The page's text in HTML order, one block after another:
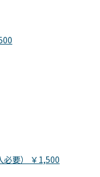
必要） ￥1,500